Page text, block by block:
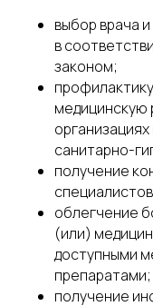
выбор врача
в
законом;
медицинскую
санитарно-
получение
облегчение
(или)
доступными
препаратами;
получение